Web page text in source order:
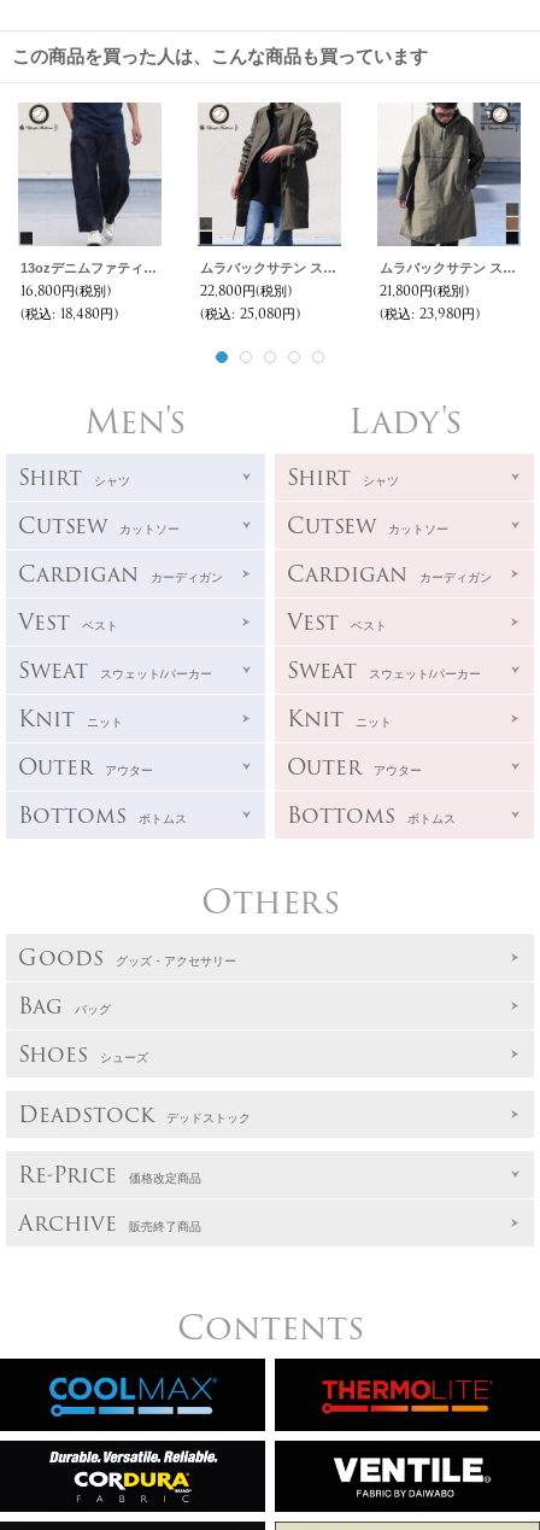
この商品を買った人は、こんな商品も買っています
13ozデニムファティーグラグビーアンクルパンツ『日本製』【送料無料】 / Upscape Audience
16,800円(税別)
(税込: 18,480円)
ムラバックサテン ストレッチ モッズコート 【送料無料】『日本製』/ Upscape Audience
22,800円(税別)
(税込: 25,080円)
ムラバックサテン ストレッチ アノラックロングコート 【送料無料】『日本製』/ Upscape Audience
21,800円(税別)
(税込: 23,980円)
Men's
Shirt シャツ
Cutsew カットソー
Cardigan カーディガン
Vest ベスト
Sweat スウェット/パーカー
Knit ニット
Outer アウター
Bottoms ボトムス
Lady's
Shirt シャツ
Cutsew カットソー
Cardigan カーディガン
Vest ベスト
Sweat スウェット/パーカー
Knit ニット
Outer アウター
Bottoms ボトムス
Others
Goods グッズ・アクセサリー
Bag バッグ
Shoes シューズ
Deadstock デッドストック
Re-Price 価格改定商品
Archive 販売終了商品
Contents